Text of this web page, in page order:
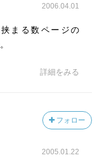
2006.04.01
まる数ページの
詳細をみる
フォロー
2005.01.22